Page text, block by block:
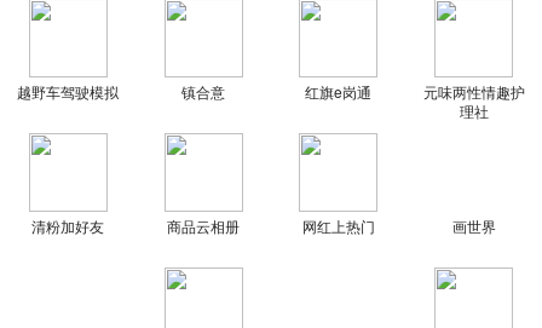
功能。
带给你科普小知识，看看他人的游戏方法，你能发现生活是这般的颇
具延展性。
[您的密秘仅有我明白]信息保密和个人交货，没有人会了解您订购的
[一个使您控制不了的小区]与您的姊妹讨论个人隐私，十分可耻的福
利照片和有趣的问题，以探讨您的社会道德品行。在这儿，可以说可
以说的，不可以说的是低语。
越野车驾驶模拟 镇合意 红旗e岗通
元味两性情趣护
理社
清粉加好友 商品云相册 网红上热门 画世界